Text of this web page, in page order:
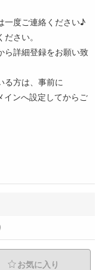
一度ご連絡ください♪
さい。
ら詳細登録をお願い致
る方は、事前に
インへ設定してからご
お気に入り